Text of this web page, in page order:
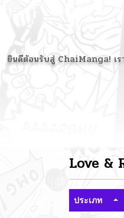
ยินดีต้อนรับสู่ ChaiManga! เร
Love &
ประเภท